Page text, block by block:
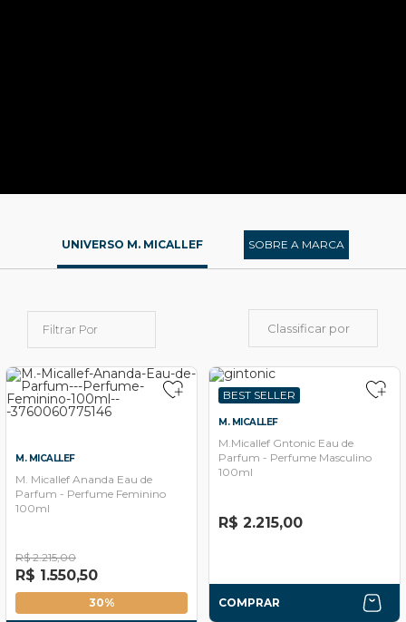
UNIVERSO M. MICALLEF SOBRE A MARCA
Filtrar Por Classificar por
M. MICALLEF
M. Micallef Ananda Eau de
Parfum - Perfume Feminino
100ml
R$ 2.215,00
R$ 1.550,50
30%
BEST SELLER
M. MICALLEF
M.Micallef Gntonic Eau de
Parfum - Perfume Masculino
100ml
R$ 2.215,00
COMPRAR